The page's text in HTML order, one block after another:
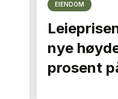
EIENDOM
nye
prosent